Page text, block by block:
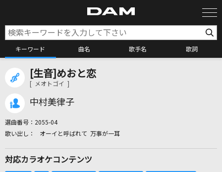
キーワード 曲名 歌手名 歌詞
カラオケ検索
[生音]めおと恋
[ メオトゴイ ]
中村美律子
選曲番号： 2055-04
オーイと呼ばれて 万事が一耳
対応カラオケコンテンツ